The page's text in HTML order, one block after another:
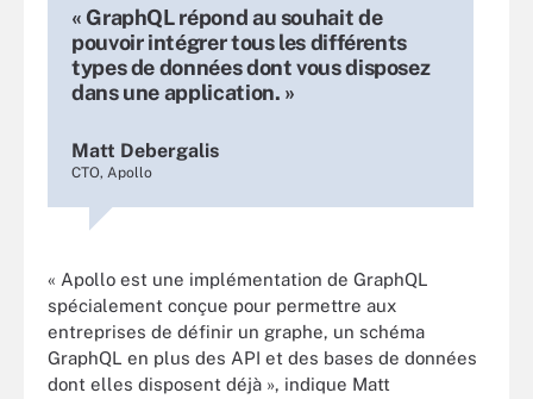
« GraphQL répond au souhait de
pouvoir intégrer tous les différents
types de données dont vous disposez
dans une application. »
Matt Debergalis
CTO, Apollo
« Apollo est une implémentation de GraphQL
spécialement conçue pour permettre aux
entreprises de définir un graphe, un schéma
GraphQL en plus des API et des bases de données
dont elles disposent déjà », indique Matt